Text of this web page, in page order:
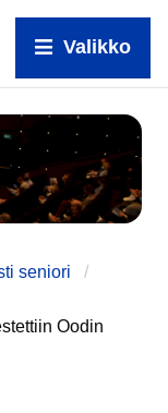
Valikko
seniori
Oodin